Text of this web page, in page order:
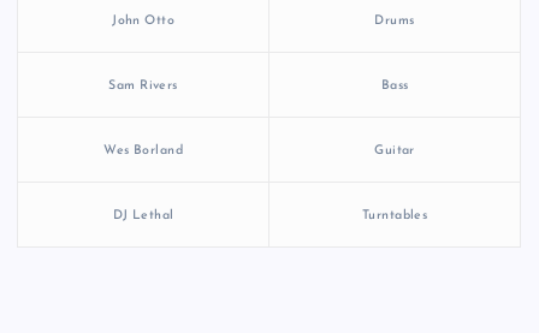
John Otto Drums
Sam Rivers Bass
Wes Borland Guitar
DJ Lethal Turntables